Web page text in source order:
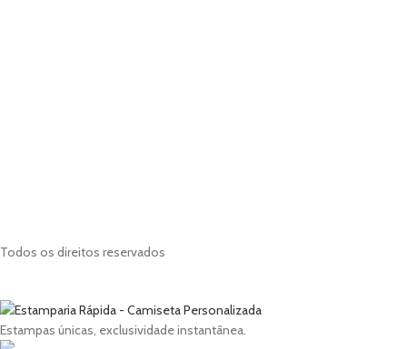
Todos os direitos reservados
Estampas únicas, exclusividade instantânea.